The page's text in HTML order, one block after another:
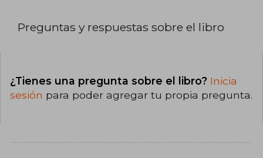
Preguntas y respuestas sobre el libro
¿Tienes una pregunta sobre el libro? Inicia
sesión para poder agregar tu propia pregunta.